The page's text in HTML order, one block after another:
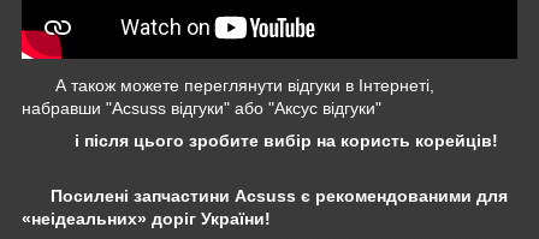
А також можете переглянути відгуки в Інтернеті,
набравши "Acsuss відгуки" або "Аксус відгуки"
і після цього зробите вибір на користь корейців!
Посилені запчастини Acsuss є рекомендованими для
«неідеальних» доріг України!